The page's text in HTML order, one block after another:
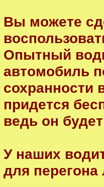
Вы можете
Опытный
автомобиль
сохранности
придется
ведь он
У наших
для